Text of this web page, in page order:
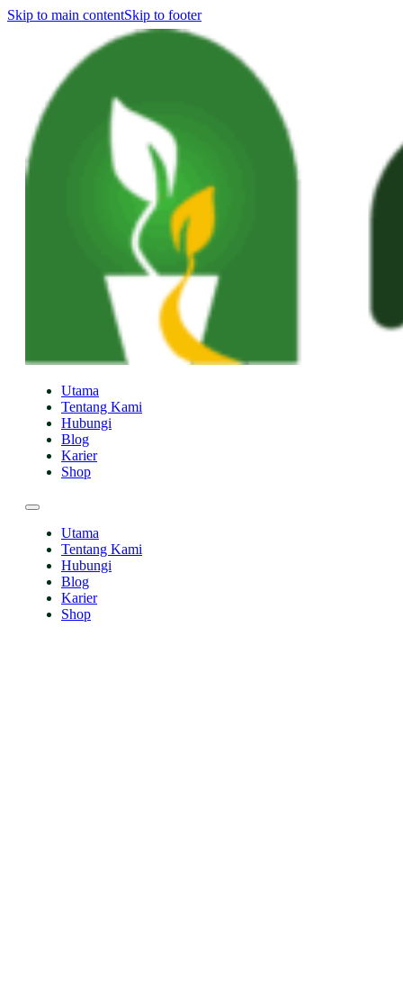
Skip to main contentSkip to footer
Utama
Tentang Kami
Hubungi
Blog
Karier
Shop
Utama
Tentang Kami
Hubungi
Blog
Karier
Shop